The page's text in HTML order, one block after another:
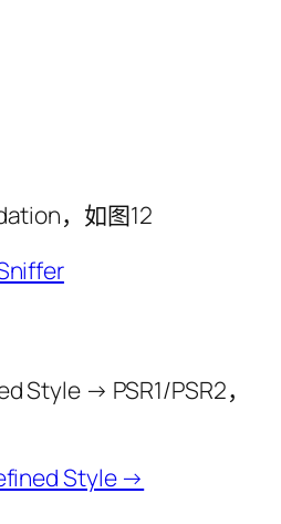
，如图12
→ PSR1/PSR2，